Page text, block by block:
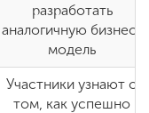
разработать
аналогичную бизнес-
модель
Участники узнают о
том, как успешно